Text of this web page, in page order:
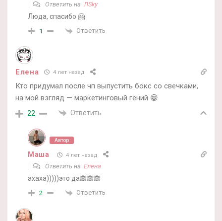
Ответить наЛSky
Люда, спасибо 🤗
1 Ответить
Елена 4 лет назад
Кто придумал после чп выпустить бокс со свечками,
на мой взгляд — маркетинговый гений 😁
22 Ответить
Автор
Маша 4 лет назад
Ответить на Елена
ахаха)))))это да🙈🙈🙈
2 Ответить